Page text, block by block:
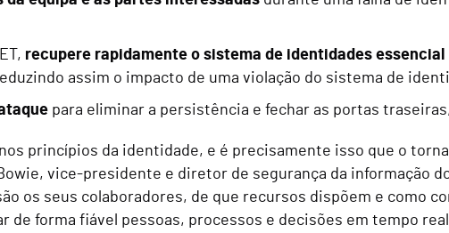
recupere rapidamente o sistema de identidades essencial
assim o impacto de uma violação do sistema de
para eliminar a persistência e fechar as portas
princípios da identidade, e é precisamente isso que o
vice-presidente e diretor de segurança da informação
os seus colaboradores, de que recursos dispõem e como
de forma fiável pessoas, processos e decisões em tempo